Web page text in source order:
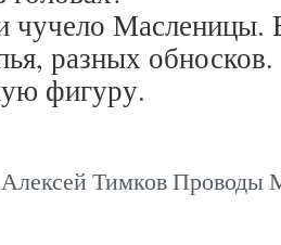
чучело Масленицы.
разных
фигуру.
Алексей Тимков